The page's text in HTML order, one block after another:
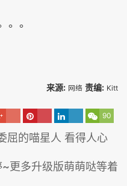
。。
来源: 网络 责编: Kitt
90
屈的喵星人 看得人心
更多升级版萌萌哒等着